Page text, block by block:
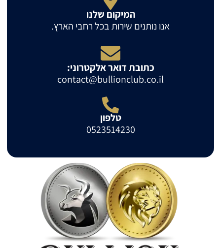
המיקום שלנו
אנו נותנים שירות בכל רחבי הארץ.
כתובת דואר אלקטרוני:
contact@bullionclub.co.il
טלפון
0523514230